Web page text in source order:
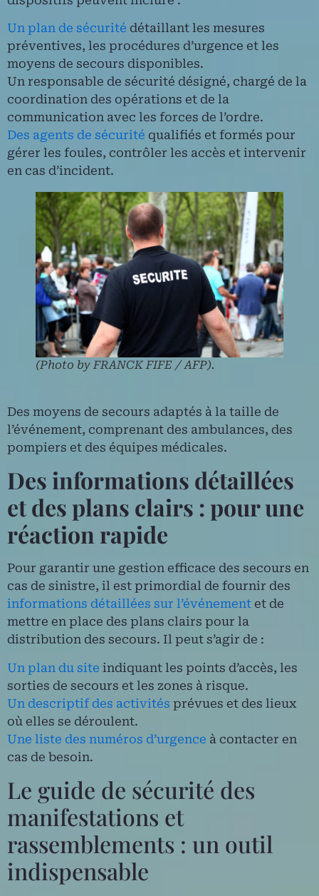
Un plan de sécurité détaillant les mesures
préventives, les procédures d’urgence et les
moyens de secours disponibles.
Un responsable de sécurité désigné, chargé de la
coordination des opérations et de la
communication avec les forces de l’ordre.
Des agents de sécurité qualifiés et formés pour
gérer les foules, contrôler les accès et intervenir
en cas d’incident.
(Photo by FRANCK FIFE / AFP).
Des moyens de secours adaptés à la taille de
l’événement, comprenant des ambulances, des
pompiers et des équipes médicales.
Des informations détaillées
et des plans clairs : pour une
réaction rapide
Pour garantir une gestion efficace des secours en
cas de sinistre, il est primordial de fournir des
informations détaillées sur l’événement et de
mettre en place des plans clairs pour la
distribution des secours. Il peut s’agir de :
Un plan du site indiquant les points d’accès, les
sorties de secours et les zones à risque.
Un descriptif des activités prévues et des lieux
où elles se déroulent.
Une liste des numéros d’urgence à contacter en
cas de besoin.
Le guide de sécurité des
manifestations et
rassemblements : un outil
indispensable